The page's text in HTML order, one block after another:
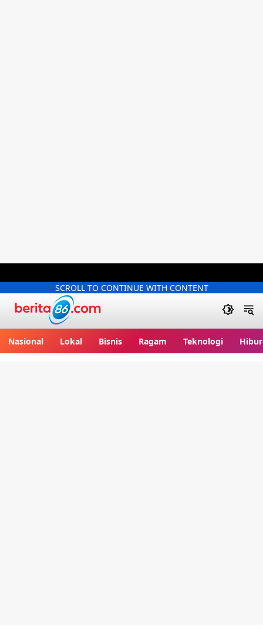
SCROLL TO CONTINUE WITH CONTENT
Nasional Lokal Bisnis Ragam Teknologi